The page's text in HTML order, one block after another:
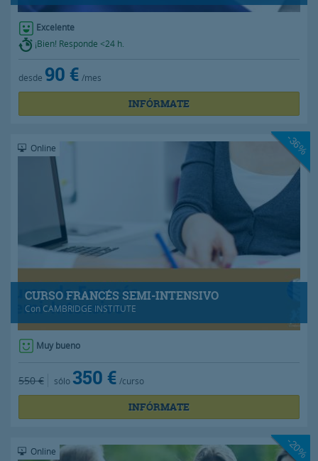
Excelente
¡Bien! Responde <24 h.
desde 90 € /mes
INFÓRMATE
CURSO FRANCÉS SEMI-INTENSIVO
Con CAMBRIDGE INSTITUTE
Online -36%
Muy bueno
550 € sólo 350 € /curso
INFÓRMATE
Online -20%